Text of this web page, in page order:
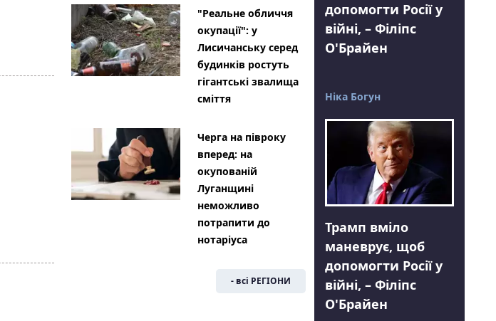
"Реальне обличчя
окупації": у
Лисичанську серед
будинків ростуть
гігантські звалища
сміття
Черга на півроку
вперед: на
окупованій
Луганщині
неможливо
потрапити до
нотаріуса
- всі РЕГІОНИ
допомогти Росії у
війні, – Філіпс
О'Брайен
Ніка Богун
Трамп вміло
маневрує, щоб
допомогти Росії у
війні, – Філіпс
О'Брайен